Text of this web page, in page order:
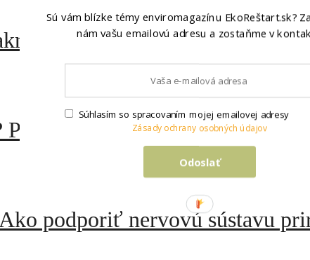
nikto nechce sadiť stromy
zero waste plán, ako
podporiť nervovú sústavu
Sú vám blízke témy enviromagazínu EkoReštart.sk?
nám vašu emailovú adresu a zostaňme v
Odoslať
Súhlasím so spracovaním mojej emailovej adresy
Zásady ochrany osobných údajov